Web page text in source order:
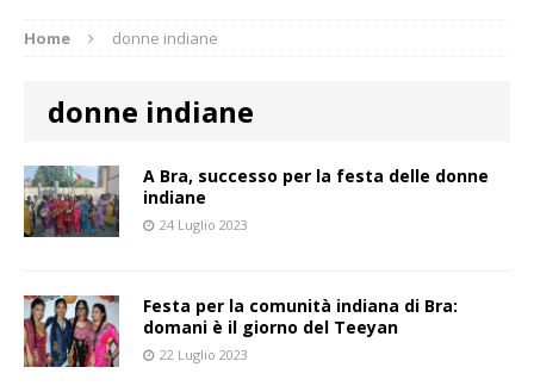
Home donne indiane
donne indiane
A Bra, successo per la festa delle donne
indiane
24 Luglio 2023
Festa per la comunità indiana di Bra:
domani è il giorno del Teeyan
22 Luglio 2023